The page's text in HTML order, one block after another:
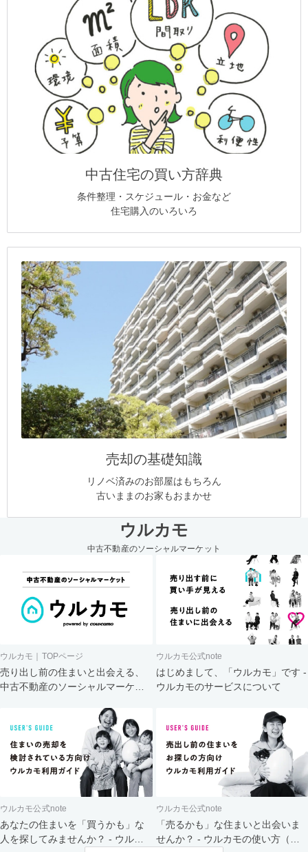
中古住宅の買い方辞典
条件整理・スケジュール・お金など
住宅購入のいろいろ
売却の基礎知識
リノベ済みのお部屋はもちろん
古いままのお家もおまかせ
ウルカモ
中古不動産のソーシャルマーケット
ウルカモ｜TOPページ
売り出し前の住まいと出会える、
中古不動産のソーシャルマーケッ
ウルカモ公式note
はじめまして、「ウルカモ」です -
ウルカモのサービスについて
ウルカモ公式note
あなたの住まいを「買うかも」な
人を探してみませんか？ - ウルカ
ウルカモ公式note
「売るかも」な住まいと出会いま
せんか？ - ウルカモの使い方（買